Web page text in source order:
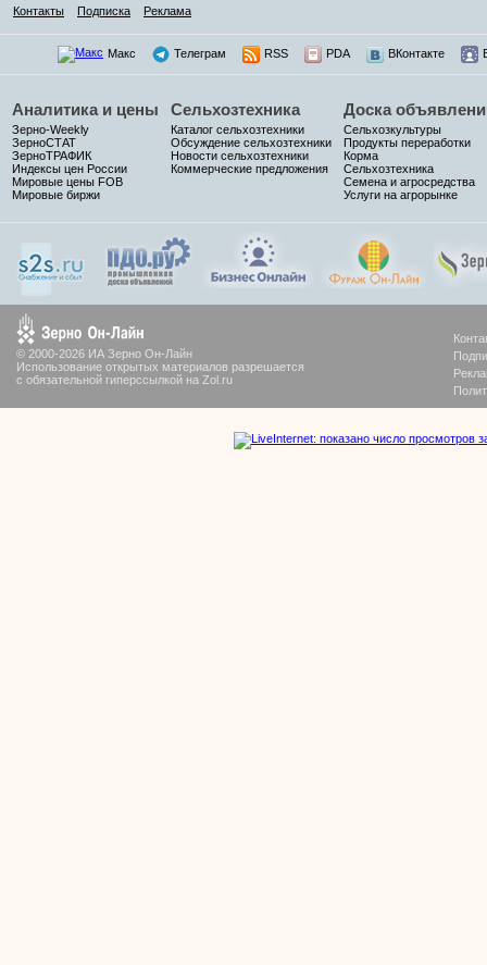
Контакты
Подписка Реклама
Макс Телеграм RSS PDA ВКонтакте
Аналитика и цены
Зерно-Weekly
ЗерноСТАТ
ЗерноТРАФИК
Индексы цен России
Мировые цены FOB
Мировые биржи
Сельхозтехника
Каталог сельхозтехники
Обсуждение сельхозтехники
Новости сельхозтехники
Коммерческие предложения
Доска
Сельхозкультуры
Продукты переработки
Корма
Сельхозтехника
Семена и агросредства
Услуги на агрорынке
© 2000-2026 ИА Зерно Он-Лайн
Использование открытых материалов разрешается
с обязательной гиперссылкой на Zol.ru